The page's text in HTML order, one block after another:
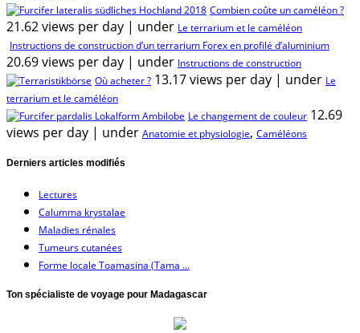
Combien coûte un caméléon ?
21.62 views per day | under Le terrarium et le caméléon
Instructions de construction d’un terrarium Forex en profilé d’aluminium
20.69 views per day | under Instructions de construction
Où acheter ? 13.17 views per day | under Le
terrarium et le caméléon
Le changement de couleur 12.69
views per day | under Anatomie et physiologie, Caméléons
Derniers articles modifiés
Lectures
Calumma krystalae
Maladies rénales
Tumeurs cutanées
Forme locale Toamasina (Tama ...
Ton spécialiste de voyage pour Madagascar